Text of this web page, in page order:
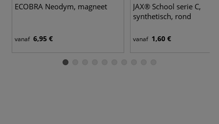
ECOBRA Neodym, magneet
vanaf 6,95 €
JAX® School serie C,
synthetisch, rond
vanaf 1,60 €